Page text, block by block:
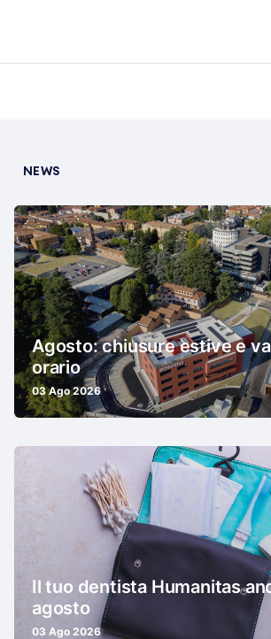
NEWS
Agosto: chiusure estive e
orario
03 Ago 2026
Il tuo dentista Humanitas
agosto
03 Ago 2026